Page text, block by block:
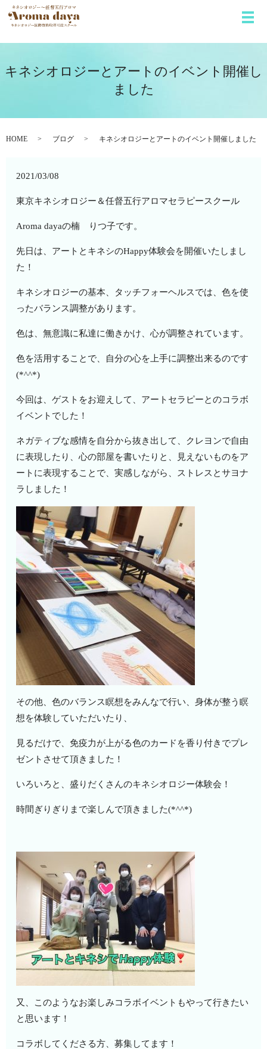
メ
キネシオロジーとアートのイベント開催し
ました
HOME ブログ キネシオロジーとアートのイベント開催しました
2021/03/08
東京キネシオロジー＆任督五行アロマセラピースクール
Aroma dayaの楠 りつ子です。
先日は、アートとキネシのHappy体験会を開催いたしまし
た！
キネシオロジーの基本、タッチフォーヘルスでは、色を使
ったバランス調整があります。
色は、無意識に私達に働きかけ、心が調整されています。
色を活用することで、自分の心を上手に調整出来るのです
(*^^*)
今回は、ゲストをお迎えして、アートセラピーとのコラボ
イベントでした！
ネガティブな感情を自分から抜き出して、クレヨンで自由
に表現したり、心の部屋を書いたりと、見えないものをア
ートに表現することで、実感しながら、ストレスとサヨナ
ラしました！
その他、色のバランス瞑想をみんなで行い、身体が整う瞑
想を体験していただいたり、
見るだけで、免疫力が上がる色のカードを香り付きでプレ
ゼントさせて頂きました！
いろいろと、盛りだくさんのキネシオロジー体験会！
時間ぎりぎりまで楽しんで頂きました(*^^*)
又、このようなお楽しみコラボイベントもやって行きたい
と思います！
コラボしてくださる方、募集してます！